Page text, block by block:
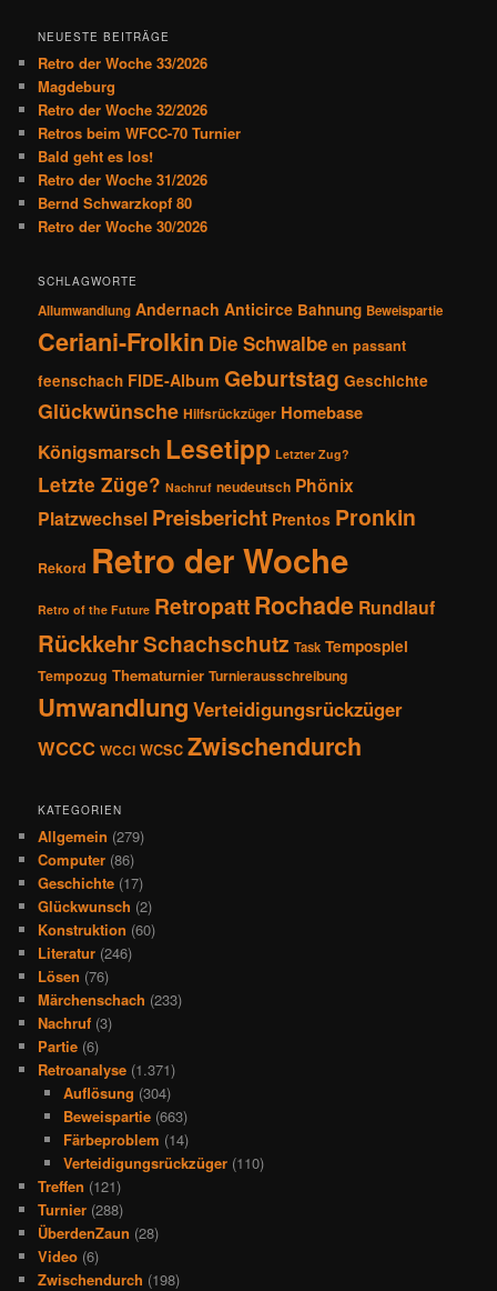
h
n
NEUESTE BEITRÄGE
Retro der Woche 33/2026
Magdeburg
Retro der Woche 32/2026
Retros beim WFCC-70 Turnier
Bald geht es los!
Retro der Woche 31/2026
Bernd Schwarzkopf 80
Retro der Woche 30/2026
SCHLAGWORTE
Allumwandlung Andernach Anticirce Bahnung Beweispartie
Ceriani-Frolkin Die Schwalbe en passant
feenschach FIDE-Album Geburtstag Geschichte
Glückwünsche Hilfsrückzüger Homebase
Königsmarsch Lesetipp Letzter Zug?
Letzte Züge? Nachruf neudeutsch Phönix
Platzwechsel Preisbericht Prentos Pronkin
Rekord Retro der Woche
Retro of the Future RetropattRochade Rundlauf
RückkehrSchachschutz Task Tempospiel
Tempozug Thematurnier Turnierausschreibung
Umwandlung Verteidigungsrückzüger
WCCC WCCI WCSC Zwischendurch
KATEGORIEN
Allgemein (279)
Computer (86)
Geschichte (17)
Glückwunsch (2)
Konstruktion (60)
Literatur (246)
Lösen (76)
Märchenschach (233)
Nachruf (3)
Partie (6)
Retroanalyse (1.371)
Auflösung (304)
Beweispartie(663)
Färbeproblem (14)
Verteidigungsrückzüger(110)
Treffen (121)
Turnier (288)
ÜberdenZaun (28)
Video (6)
Zwischendurch (198)